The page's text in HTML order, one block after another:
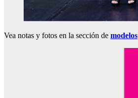
Vea notas y fotos en la sección de modelos